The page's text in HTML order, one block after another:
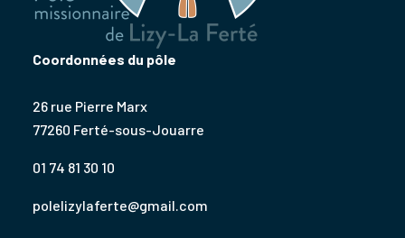
Coordonnées du pôle
26 rue Pierre Marx
77260 Ferté-sous-Jouarre
01 74 81 30 10
polelizylaferte@gmail.com